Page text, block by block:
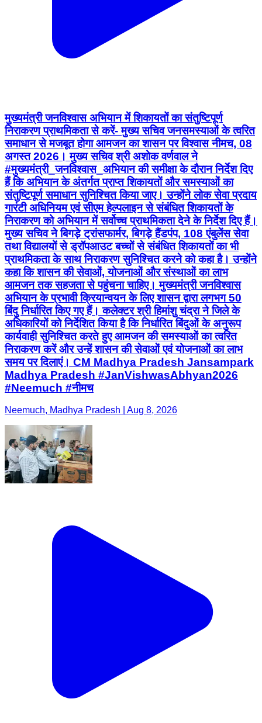
मुख्यमंत्री जनविश्वास अभियान में शिकायतों का संतुष्टिपूर्ण
निराकरण प्राथमिकता से करें- मुख्य सचिव जनसमस्याओं के त्वरित
समाधान से मजबूत होगा आमजन का शासन पर विश्वास नीमच, 08
अगस्त 2026। मुख्य सचिव श्री अशोक वर्णवाल ने
#मुख्यमंत्री_जनविश्वास_अभियान की समीक्षा के दौरान निर्देश दिए
हैं कि अभियान के अंतर्गत प्राप्त शिकायतों और समस्याओं का
संतुष्टिपूर्ण समाधान सुनिश्चित किया जाए। उन्होंने लोक सेवा प्रदाय
गारंटी अधिनियम एवं सीएम हेल्पलाइन से संबंधित शिकायतों के
निराकरण को अभियान में सर्वोच्च प्राथमिकता देने के निर्देश दिए हैं।
मुख्य सचिव ने बिगड़े ट्रांसफार्मर, बिगड़े हैंडपंप, 108 एंबुलेंस सेवा
तथा विद्यालयों से ड्रॉपआउट बच्चों से संबंधित शिकायतों का भी
प्राथमिकता के साथ निराकरण सुनिश्चित करने को कहा है। उन्होंने
कहा कि शासन की सेवाओं, योजनाओं और संस्थाओं का लाभ
आमजन तक सहजता से पहुंचना चाहिए। मुख्यमंत्री जनविश्वास
अभियान के प्रभावी क्रियान्वयन के लिए शासन द्वारा लगभग 50
बिंदु निर्धारित किए गए हैं। कलेक्टर श्री हिमांशु चंद्रा ने जिले के
अधिकारियों को निर्देशित किया है कि निर्धारित बिंदुओं के अनुरूप
कार्यवाही सुनिश्चित करते हुए आमजन की समस्याओं का त्वरित
निराकरण करें और उन्हें शासन की सेवाओं एवं योजनाओं का लाभ
समय पर दिलाएं। CM Madhya Pradesh Jansampark
Madhya Pradesh #JanVishwasAbhyan2026
#Neemuch #नीमच
Neemuch, Madhya Pradesh | Aug 8, 2026